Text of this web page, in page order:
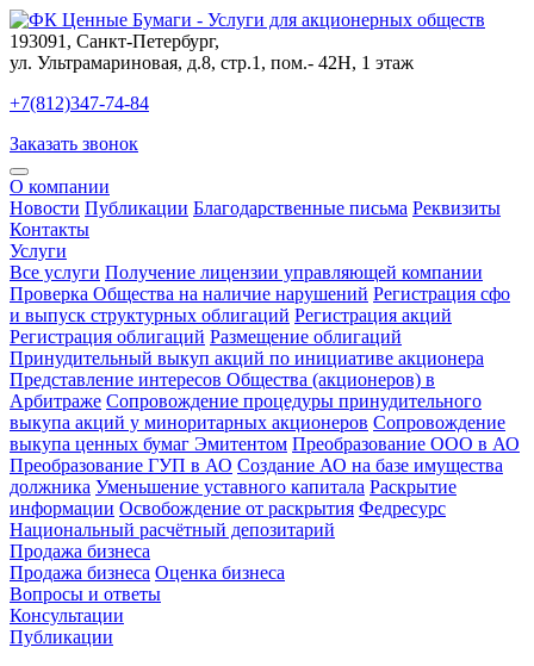
193091 , Санкт-Петербург,
ул. Ультрамариновая, д.8, стр.1, пом.- 42Н, 1 этаж
+7(812)347-74-84
Заказать звонок
О компании
Новости Публикации Благодарственные письма Реквизиты
Контакты
Услуги
Все услуги Получение лицензии управляющей компании
Проверка Общества на наличие нарушений Регистрация сфо
и выпуск структурных облигаций Регистрация акций
Регистрация облигаций Размещение облигаций
Принудительный выкуп акций по инициативе акционера
Представление интересов Общества (акционеров) в
Арбитраже Сопровождение процедуры принудительного
выкупа акций у миноритарных акционеров Сопровождение
выкупа ценных бумаг Эмитентом Преобразование ООО в АО
Преобразование ГУП в АО Создание АО на базе имущества
должника Уменьшение уставного капитала Раскрытие
информации Освобождение от раскрытия Федресурс
Национальный расчётный депозитарий
Продажа бизнеса
Продажа бизнеса Оценка бизнеса
Вопросы и ответы
Консультации
Публикации